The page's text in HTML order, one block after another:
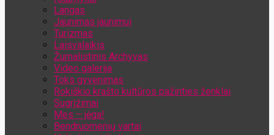
Langas
Jaunimas jaunimui
Turizmas
Laisvalaikis
Žurnalistinis Archyvas
Video galerija
Toks gyvenimas
Rokiškio krašto kultūros pažinties ženklai
Sugrįžimai
Mes – jėga!
Bendruomenių vartai